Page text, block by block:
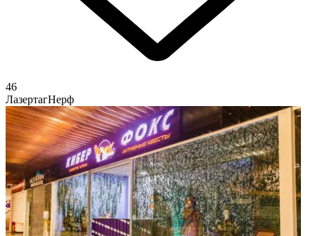
46
ЛазертагНерф